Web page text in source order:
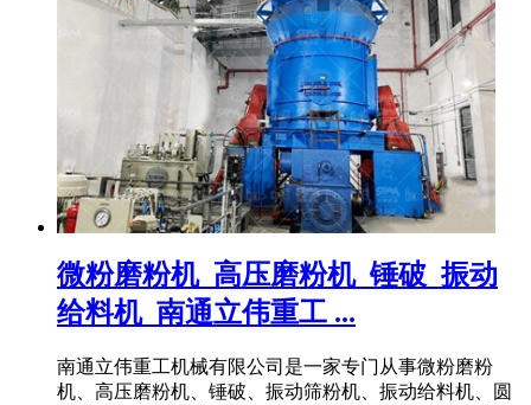
微粉磨粉机_高压磨粉机_锤破_振动
给料机_南通立伟重工 ...
南通立伟重工机械有限公司是一家专门从事微粉磨粉
机、高压磨粉机、锤破、振动筛粉机、振动给料机、圆